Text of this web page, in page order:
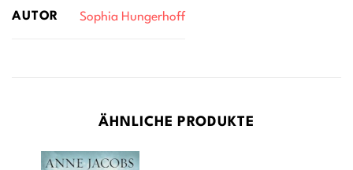
AUTOR Sophia Hungerhoff
ÄHNLICHE PRODUKTE